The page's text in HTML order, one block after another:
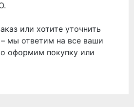
или хотите уточнить
мы ответим на все ваши
оформим покупку или